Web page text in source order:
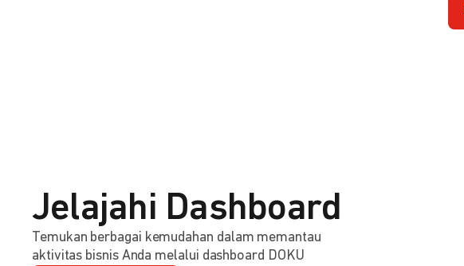
Jelajahi Dashboard
Temukan berbagai kemudahan dalam memantau
aktivitas bisnis Anda melalui dashboard DOKU